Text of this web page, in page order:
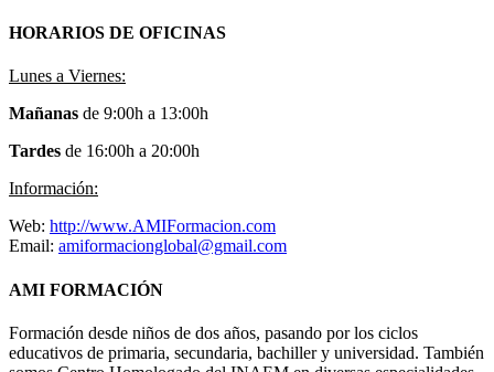
HORARIOS DE OFICINAS
Lunes a Viernes:
Mañanas de 9:00h a 13:00h
Tardes de 16:00h a 20:00h
Información:
Web: http://www.AMIFormacion.com
Email: amiformacionglobal@gmail.com
AMI FORMACIÓN
Formación desde niños de dos años, pasando por los ciclos
educativos de primaria, secundaria, bachiller y universidad. También